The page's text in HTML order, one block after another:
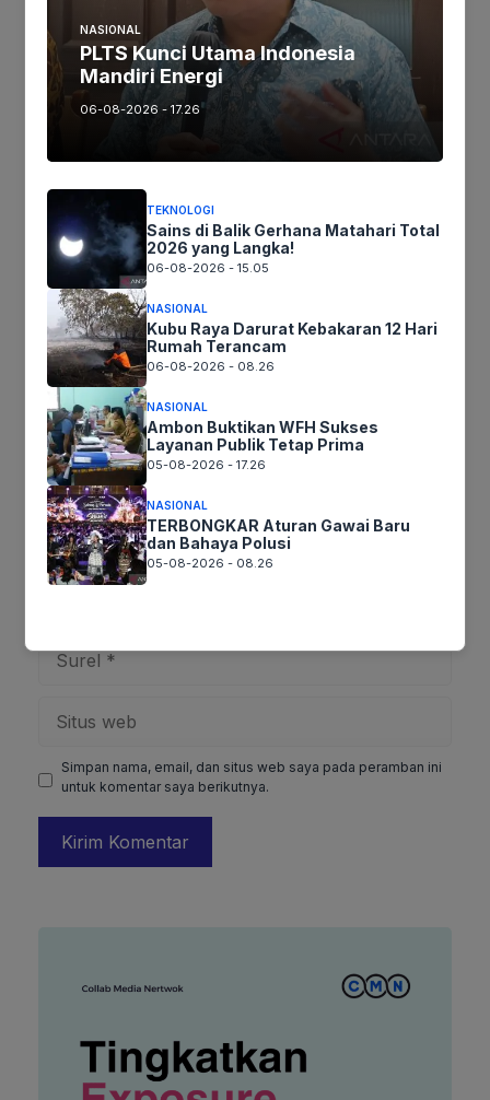
Artikel maupun foto SilahkanLaporkan!
Terima Kasih
Ikuti kami :
Tinggalkan komentar
Komentar
Nama
Surel
web
Simpan nama, email, dan situs web saya pada peramban ini
untuk komentar saya berikutnya.
NASIONAL
PLTS Kunci Utama Indonesia
Mandiri Energi
06-08-2026 - 17.26
TEKNOLOGI
Sains di Balik Gerhana Matahari Total
2026 yang Langka!
06-08-2026 - 15.05
NASIONAL
Kubu Raya Darurat Kebakaran 12 Hari
Rumah Terancam
06-08-2026 - 08.26
NASIONAL
Ambon Buktikan WFH Sukses
Layanan Publik Tetap Prima
05-08-2026 - 17.26
NASIONAL
TERBONGKAR Aturan Gawai Baru
dan Bahaya Polusi
05-08-2026 - 08.26